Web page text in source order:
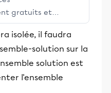
gratuits et
engage les élèves
la réussite
isolée, il faudra
solution sur la
solution est
l'ensemble